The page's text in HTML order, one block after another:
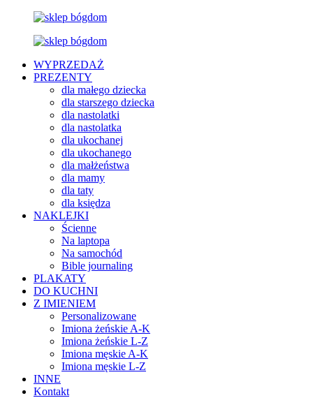
WYPRZEDAŻ
PREZENTY
dla małego dziecka
dla starszego dziecka
dla nastolatki
dla nastolatka
dla ukochanej
dla ukochanego
dla małżeństwa
dla mamy
dla taty
dla księdza
NAKLEJKI
Ścienne
Na laptopa
Na samochód
Bible journaling
PLAKATY
DO KUCHNI
Z IMIENIEM
Personalizowane
Imiona żeńskie A-K
Imiona żeńskie L-Z
Imiona męskie A-K
Imiona męskie L-Z
INNE
Kontakt